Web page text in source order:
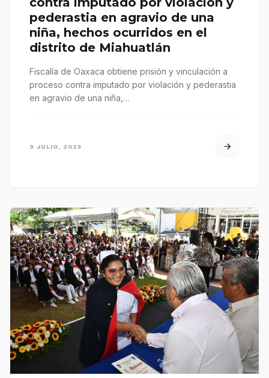
pederastia en agravio de una
niña, hechos ocurridos en el
distrito de Miahuatlán
Fiscalía de Oaxaca obtiene prisión y vinculación a
proceso contra imputado por violación y pederastia
en agravio de una niña,…
9 JULIO, 2025